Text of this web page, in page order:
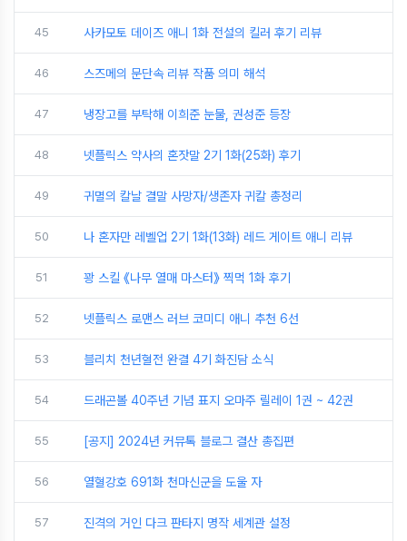
45 사카모토 데이즈 애니 1화 전설의 킬러 후기 리뷰
46 스즈메의 문단속 리뷰 작품 의미 해석
47 냉장고를 부탁해 이희준 눈물, 권성준 등장
48 넷플릭스 약사의 혼잣말 2기 1화(25화) 후기
49 귀멸의 칼날 결말 사망자/생존자 귀칼 총정리
50 나 혼자만 레벨업 2기 1화(13화) 레드 게이트 애니 리뷰
51 꽝 스킬 《나무 열매 마스터》 찍먹 1화 후기
52 넷플릭스 로맨스 러브 코미디 애니 추천 6선
53 블리치 천년혈전 완결 4기 화진담 소식
54 드래곤볼 40주년 기념 표지 오마주 릴레이 1권 ~ 42권
55 [공지] 2024년 커뮤톡 블로그 결산 총집편
56 열혈강호 691화 천마신군을 도울 자
57 진격의 거인 다크 판타지 명작 세계관 설정